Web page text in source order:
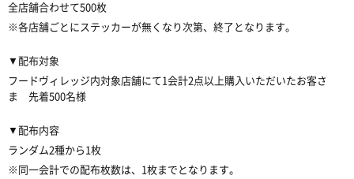
全店舗合わせて500枚
※各店舗ごとにステッカーが無くなり次第、終了となります。
▼配布対象
フードヴィレッジ内対象店舗にて1会計2点以上購入いただいたお客さ
ま 先着500名様
▼配布内容
ランダム2種から1枚
※同一会計での配布枚数は、1枚までとなります。